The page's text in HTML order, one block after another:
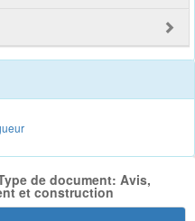
de document: Avis,
et construction